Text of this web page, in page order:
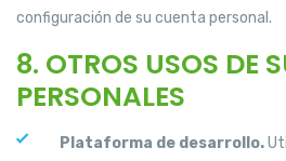
configuración de su cuenta personal.
8. OTROS USOS DE
PERSONALES
Plataforma de desarrollo.